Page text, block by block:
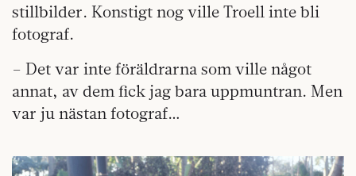
stillbilder. Konstigt nog ville Troell inte bli
fotograf.
– Det var inte föräldrarna som ville något
annat, av dem fick jag bara uppmuntran. Men
var ju nästan fotograf…